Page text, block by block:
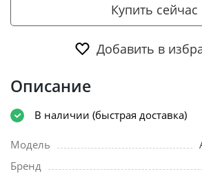
Купить сейчас
Добавить в
Описание
В наличии (быстрая доставка)
Модель
Бренд